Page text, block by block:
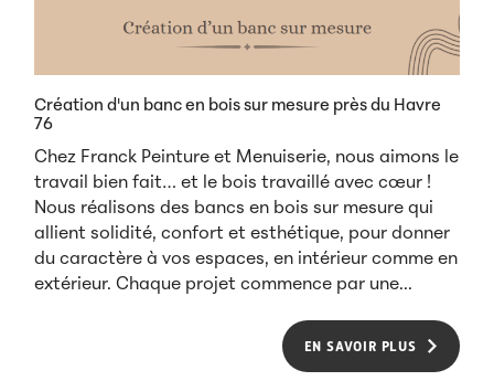
Création d'un banc en bois sur mesure près du Havre
76
Chez Franck Peinture et Menuiserie, nous aimons le
travail bien fait… et le bois travaillé avec cœur !
Nous réalisons des bancs en bois sur mesure qui
allient solidité, confort et esthétique, pour donner
du caractère à vos espaces, en intérieur comme en
extérieur. Chaque projet commence par une...
EN SAVOIR PLUS